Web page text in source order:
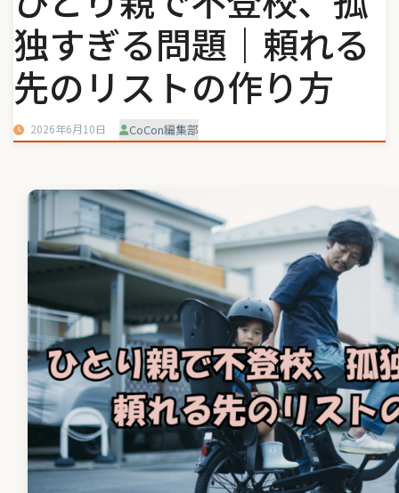
独すぎる問題｜頼れる
先のリストの作り方
2026年6月10日 CoCon編集部